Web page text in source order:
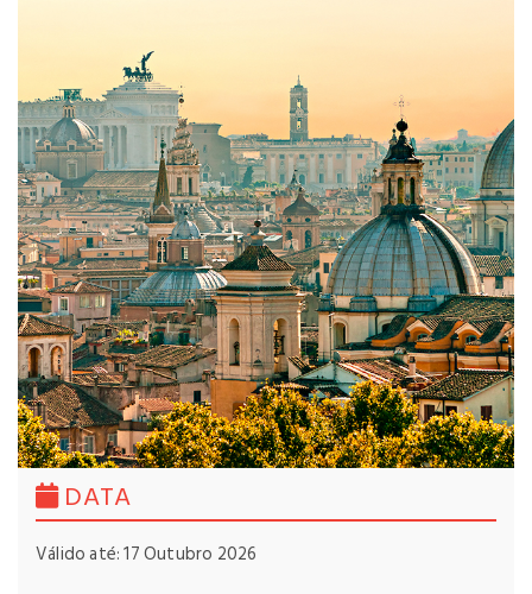
DATA
Válido até: 17 Outubro 2026